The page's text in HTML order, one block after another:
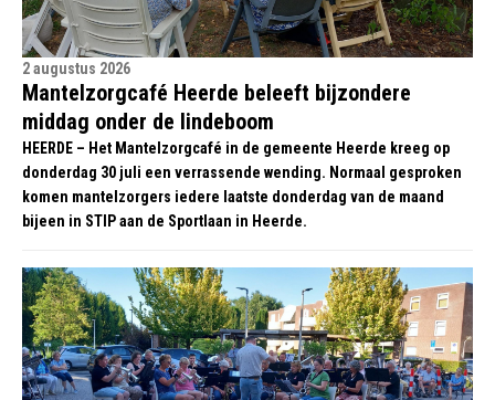
2 augustus 2026
Mantelzorgcafé Heerde beleeft bijzondere
middag onder de lindeboom
HEERDE – Het Mantelzorgcafé in de gemeente Heerde kreeg op
donderdag 30 juli een verrassende wending. Normaal gesproken
komen mantelzorgers iedere laatste donderdag van de maand
bijeen in STIP aan de Sportlaan in Heerde.